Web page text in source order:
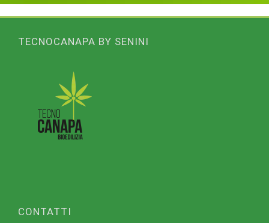
TECNOCANAPA BY SENINI
CONTATTI